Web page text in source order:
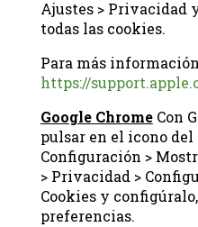
Ajustes > Privacidad
todas las cookies.
Para más
https://
Google ChromeCon
pulsar en el icono del
Configuración >
> Privacidad >
Cookies y
preferencias.